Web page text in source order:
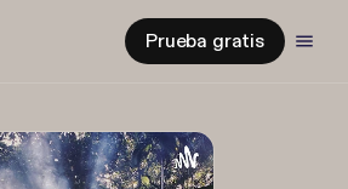
Prueba gratis